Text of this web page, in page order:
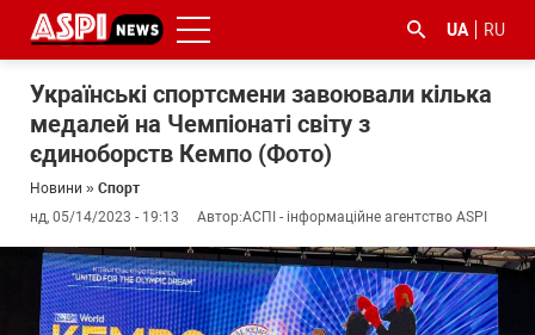
UA RU
Українські спортсмени завоювали кілька
медалей на Чемпіонаті світу з
єдиноборств Кемпо (Фото)
Новини » Спорт
нд, 05/14/2023 - 19:13
Автор:АСПІ - інформаційне агентство ASPI
#ООС
#боротьба
з
корупцією
#ДФС #Київ #коронавірус